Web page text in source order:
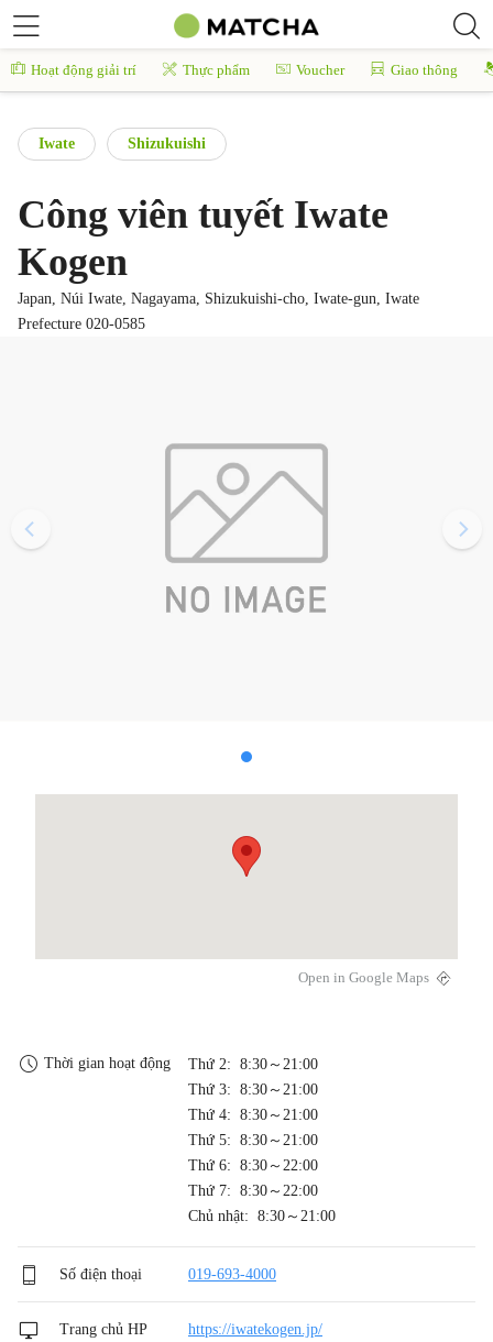
Hoạt động giải trí Thực phẩm Voucher Giao thông
Iwate Shizukuishi
Công viên tuyết Iwate
Kogen
Japan, Núi Iwate, Nagayama, Shizukuishi-cho, Iwate-gun, Iwate
Prefecture 020-0585
Open in Google Maps
Thời gian hoạt động
Thứ 2: 8:30～21:00
Thứ 3: 8:30～21:00
Thứ 4: 8:30～21:00
Thứ 5: 8:30～21:00
Thứ 6: 8:30～22:00
Thứ 7: 8:30～22:00
Chủ nhật: 8:30～21:00
Số điện thoại 019-693-4000
Trang chủ HP https://iwatekogen.jp/